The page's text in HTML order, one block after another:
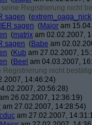
Registrierung nicht
sagen (extrem_oaga_nick
sagen (Major am
(matrix am 02.02.2007,
sagen (Babe am
(Kub am 27.02.2007,
(Beel am 04.03.2007,
Registrierung nicht
14:46:24)
20:56:28)
26.02.2007, 12:36:19)
am 27.02.2007, 14:28:54)
am 27.02.2007,